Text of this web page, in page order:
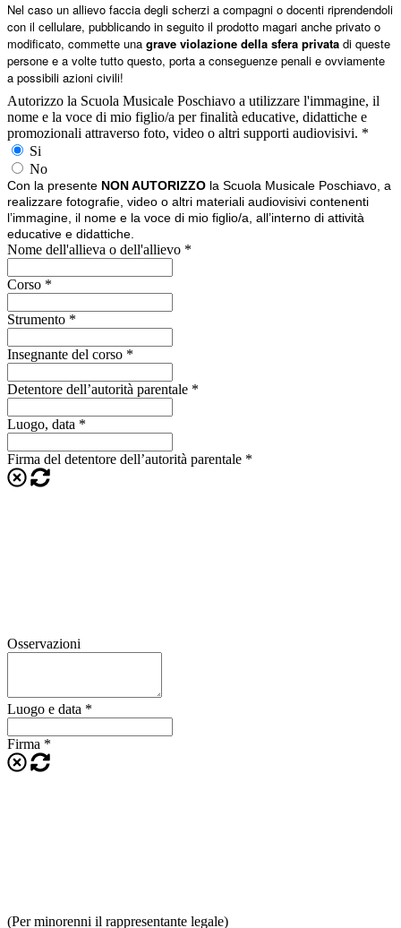
Nel caso un allievo faccia degli scherzi a compagni o docenti riprendendoli
con il cellulare, pubblicando in seguito il prodotto magari anche privato o
modificato, commette una grave violazione della sfera privata di queste
persone e a volte tutto questo, porta a conseguenze penali e ovviamente
a possibili azioni civili!
Autorizzo la Scuola Musicale Poschiavo a utilizzare l'immagine, il
nome e la voce di mio figlio/a per finalità educative, didattiche e
promozionali attraverso foto, video o altri supporti audiovisivi. *
Si
No
Con la presente NON AUTORIZZO la Scuola Musicale Poschiavo, a
realizzare fotografie, video o altri materiali audiovisivi contenenti
l’immagine, il nome e la voce di mio figlio/a, all’interno di attività
educative e didattiche.
Nome dell'allieva o dell'allievo *
Corso *
Strumento *
Insegnante del corso *
Detentore dell’autorità parentale *
Luogo, data *
Firma del detentore dell’autorità parentale *
Osservazioni
Luogo e data *
Firma *
(Per minorenni il rappresentante legale)